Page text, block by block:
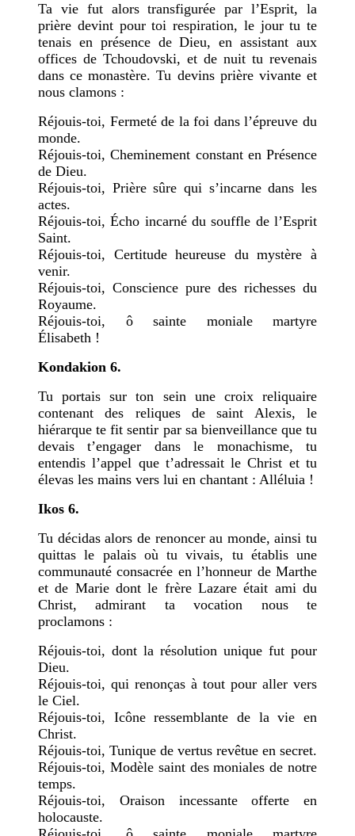
Ta vie fut alors transfigurée par l’Esprit, la
prière devint pour toi respiration, le jour tu te
tenais en présence de Dieu, en assistant aux
offices de Tchoudovski, et de nuit tu revenais
dans ce monastère. Tu devins prière vivante et
nous clamons :
Réjouis-toi, Fermeté de la foi dans l’épreuve du
monde.
Réjouis-toi, Cheminement constant en Présence
de Dieu.
Réjouis-toi, Prière sûre qui s’incarne dans les
actes.
Réjouis-toi, Écho incarné du souffle de l’Esprit
Saint.
Réjouis-toi, Certitude heureuse du mystère à
venir.
Réjouis-toi, Conscience pure des richesses du
Royaume.
Réjouis-toi, ô sainte moniale martyre
Élisabeth !
Kondakion 6.
Tu portais sur ton sein une croix reliquaire
contenant des reliques de saint Alexis, le
hiérarque te fit sentir par sa bienveillance que tu
devais t’engager dans le monachisme, tu
entendis l’appel que t’adressait le Christ et tu
élevas les mains vers lui en chantant : Alléluia !
Ikos 6.
Tu décidas alors de renoncer au monde, ainsi tu
quittas le palais où tu vivais, tu établis une
communauté consacrée en l’honneur de Marthe
et de Marie dont le frère Lazare était ami du
Christ, admirant ta vocation nous te
proclamons :
Réjouis-toi, dont la résolution unique fut pour
Dieu.
Réjouis-toi, qui renonças à tout pour aller vers
le Ciel.
Réjouis-toi, Icône ressemblante de la vie en
Christ.
Réjouis-toi, Tunique de vertus revêtue en secret.
Réjouis-toi, Modèle saint des moniales de notre
temps.
Réjouis-toi, Oraison incessante offerte en
holocauste.